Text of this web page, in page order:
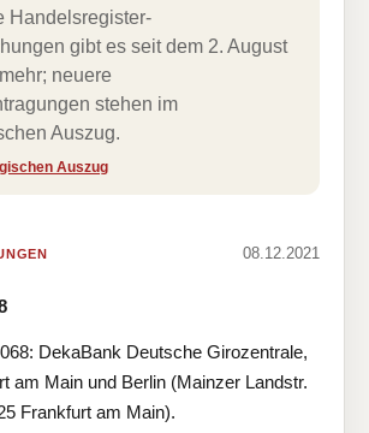
Handelsregister-
gibt es seit dem 2. August
neuere
stehen im
Auszug.
Auszug
08.12.2021
DekaBank Deutsche Girozentrale,
am Main und Berlin (Mainzer Landstr.
Frankfurt am Main).